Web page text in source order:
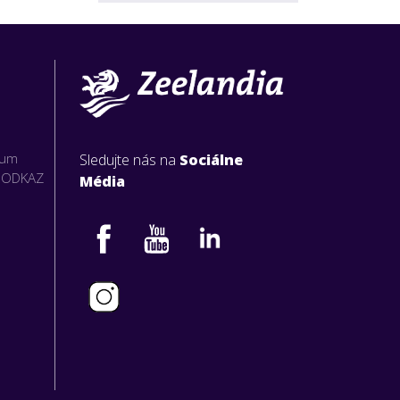
Sledujte nás na Sociálne
Média